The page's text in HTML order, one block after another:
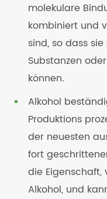
molekulare
kombiniert und
sind, so dass
Substanzen
können.
Alkohol
Produktions
der neuesten
fort
die
Alkohol, und